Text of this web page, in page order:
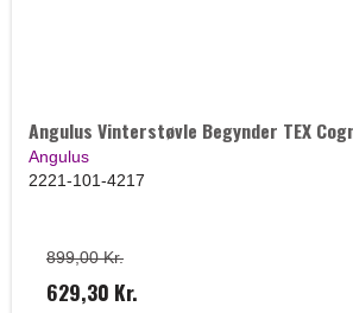
Angulus Vinterstøvle Begynder TEX
Angulus
2221-101-4217
899,00 Kr.
629,30 Kr.